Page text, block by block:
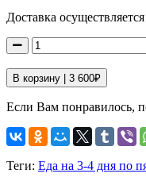
Доставка
В корзину | 3 600₽
Если Вам понравилось,
Теги: Еда на 3-4 дня по